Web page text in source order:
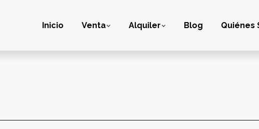
Inicio Venta Alquiler Blog Quiénes